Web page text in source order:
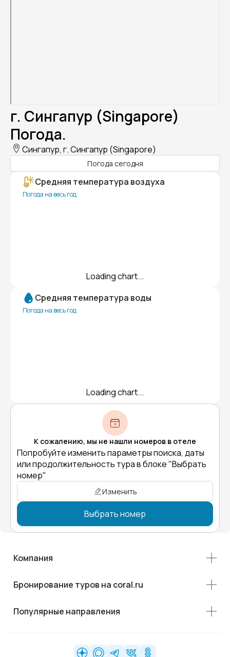
г. Сингапур (Singapore)
Погода.
Сингапур, г. Сингапур (Singapore)
Погода сегодня
Средняя температура воздуха
Погода на весь год
Loading chart...
Средняя температура воды
Погода на весь год
Loading chart...
К сожалению, мы не нашли номеров в отеле
Попробуйте изменить параметры поиска, даты
или продолжительность тура в блоке "Выбрать
номер"
Изменить
Выбрать номер
Компания
Бронирование туров на coral.ru
Популярные направления